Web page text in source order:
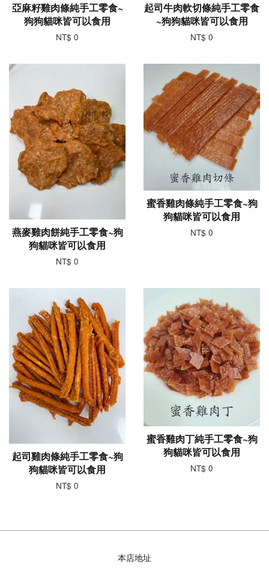
亞麻籽雞肉條純手工零食~
狗狗貓咪皆可以食用
NT$ 0
起司牛肉軟切條純手工零食
~狗狗貓咪皆可以食用
NT$ 0
燕麥雞肉餅純手工零食~狗
狗貓咪皆可以食用
NT$ 0
蜜香雞肉條純手工零食~狗
狗貓咪皆可以食用
NT$ 0
起司雞肉條純手工零食~狗
狗貓咪皆可以食用
NT$ 0
蜜香雞肉丁純手工零食~狗
狗貓咪皆可以食用
NT$ 0
本店地址